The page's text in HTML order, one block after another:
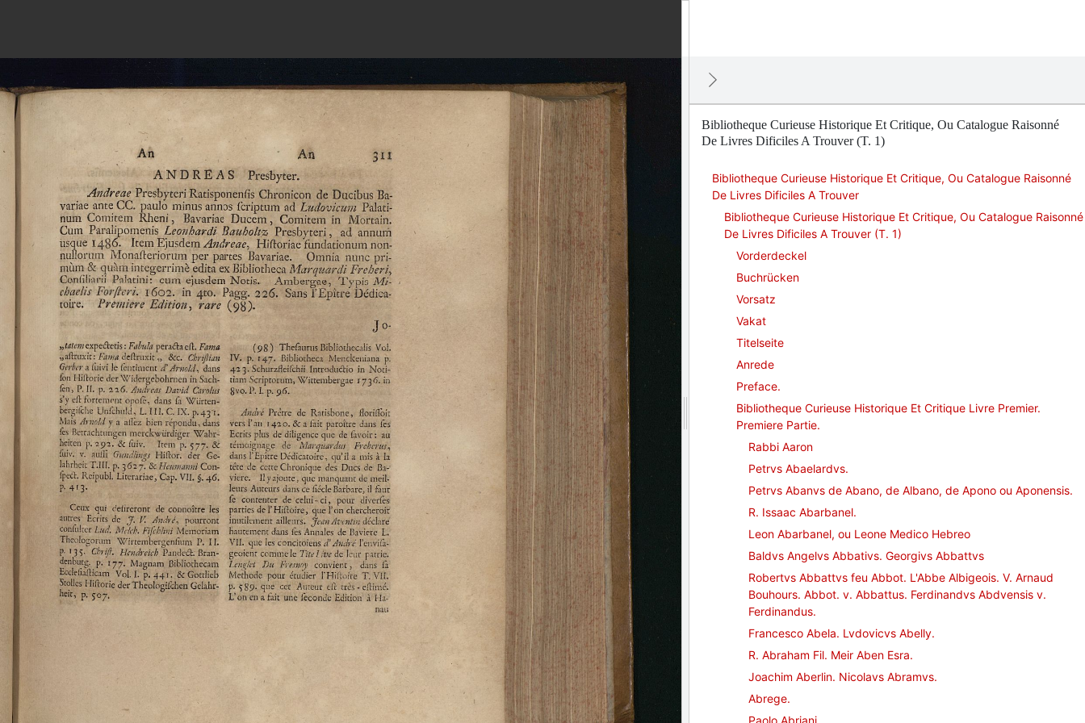
Bibliotheque Curieuse Historique Et Critique, Ou Catalogue Raisonné
De Livres Dificiles A Trouver (T. 1)
Bibliotheque Curieuse Historique Et Critique, Ou Catalogue Raisonné
De Livres Dificiles A Trouver
Bibliotheque Curieuse Historique Et Critique, Ou Catalogue Raisonné
De Livres Dificiles A Trouver (T. 1)
Vorderdeckel
Buchrücken
Vorsatz
Vakat
Titelseite
Anrede
Preface.
Bibliotheque Curieuse Historique Et Critique Livre Premier.
Premiere Partie.
Rabbi Aaron
Petrvs Abaelardvs.
Petrvs Abanvs de Abano, de Albano, de Apono ou Aponensis.
R. Issaac Abarbanel.
Leon Abarbanel, ou Leone Medico Hebreo
Baldvs Angelvs Abbativs. Georgivs Abbattvs
Robertvs Abbattvs feu Abbot. L'Abbe Albigeois. V. Arnaud
Bouhours. Abbot. v. Abbattus. Ferdinandvs Abdvensis v.
Ferdinandus.
Francesco Abela. Lvdovicvs Abelly.
R. Abraham Fil. Meir Aben Esra.
Joachim Aberlin. Nicolavs Abramvs.
Abrege.
Paolo Abriani.